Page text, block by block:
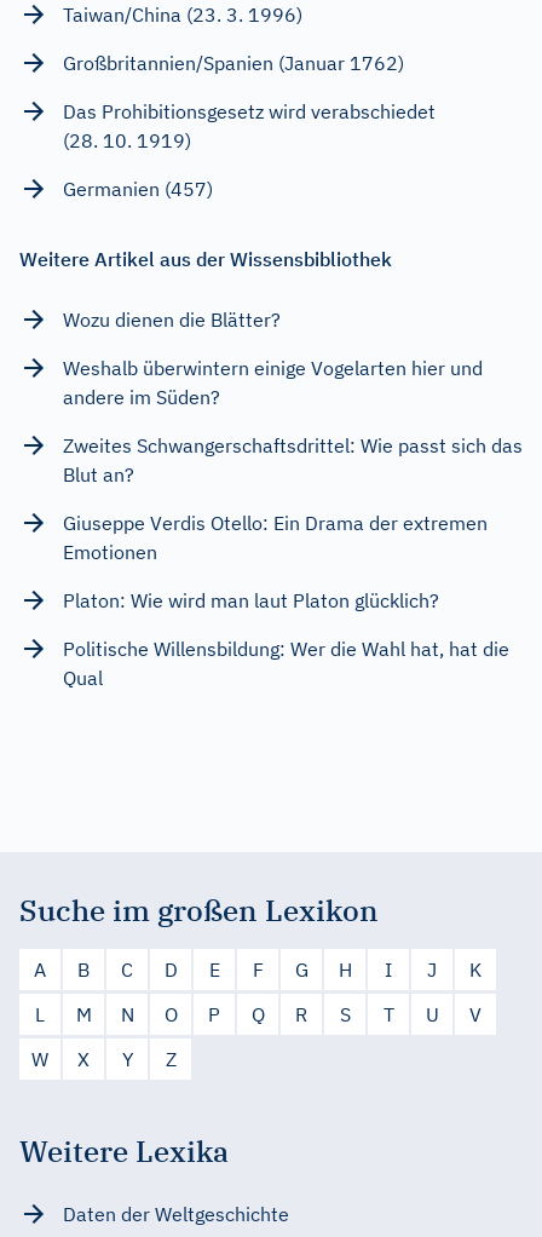
Taiwan/China (23. 3. 1996)
Großbritannien/Spanien (Januar 1762)
Das Prohibitionsgesetz wird verabschiedet
(28. 10. 1919)
Germanien (457)
Weitere Artikel aus der Wissensbibliothek
Wozu dienen die Blätter?
Weshalb überwintern einige Vogelarten hier und
andere im Süden?
Zweites Schwangerschaftsdrittel: Wie passt sich das
Blut an?
Giuseppe Verdis Otello: Ein Drama der extremen
Emotionen
Platon: Wie wird man laut Platon glücklich?
Politische Willensbildung: Wer die Wahl hat, hat die
Qual
Suche im großen Lexikon
A B C D E F G H I J
K
L
M N O P Q R S T U
V
W
X Y Z
Weitere Lexika
Daten der Weltgeschichte